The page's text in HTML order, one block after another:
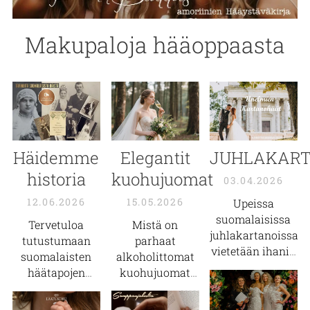
sekä
hääjuhlaanne!
polttariohjelmat.
tai tilata muita
yhdessä
tiedustella eri
mahdollisuuksia
mainontaan.
Makupaloja hääoppaasta
Häidemme
historia
12.06.2026
Tervetuloa
tutustumaan
suomalaisten
häätapojen
historiaanja
vierailulle
Elegantit
kuohujuomat
15.05.2026
Mistä on
parhaat
alkoholittomat
kuohujuomat
tehty?
Metsiemme
03.04.2026
Upeissa
suomalaisissa
juhlakartanoissa
vietetään ihania
kartanohäitä
kautta Suomen!
Tutustu ja